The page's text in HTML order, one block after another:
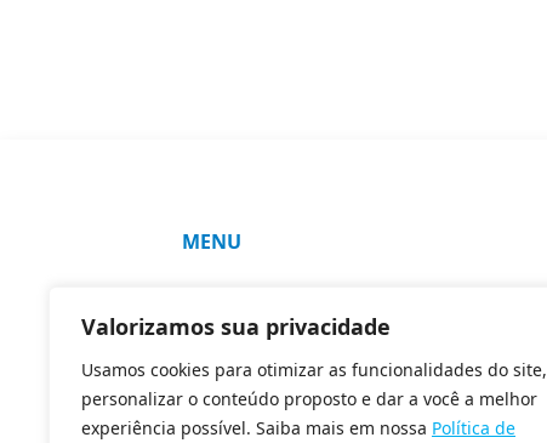
Valorizamos sua privacidade
Usamos cookies para otimizar as funcionalidades do site,
personalizar o conteúdo proposto e dar a você a melhor
experiência possível. Saiba mais em nossa Política de
MENU
COMO FAZEMOS
CLIENTES E PARCEIROS
BLOG